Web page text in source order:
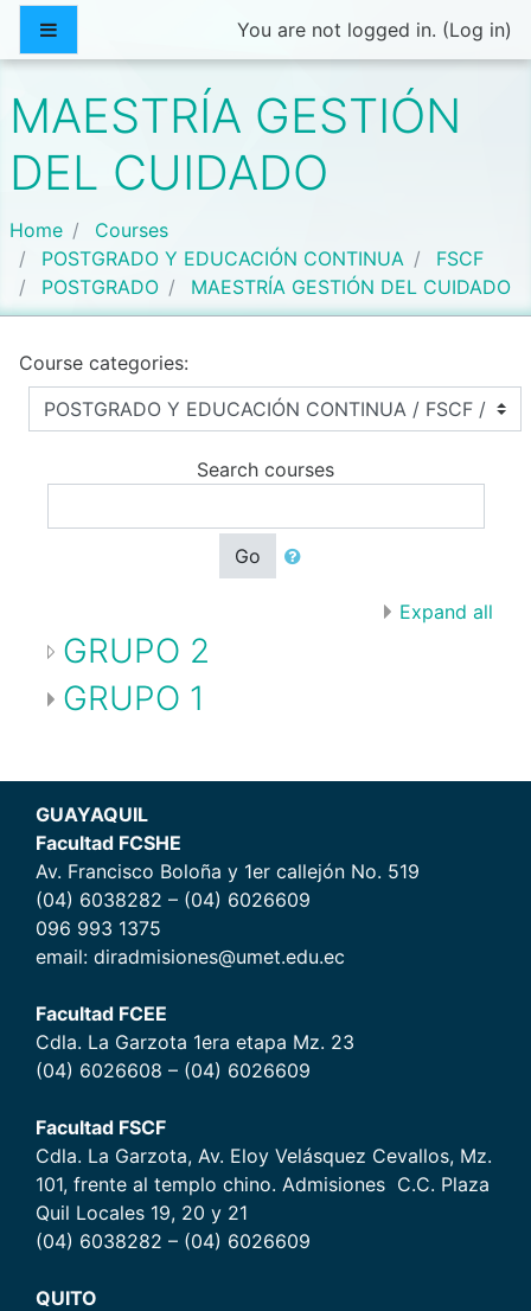
Skip to main content
You are not logged in. (Log in)
MAESTRÍA GESTIÓN
DEL CUIDADO
Home
Courses
POSTGRADO Y EDUCACIÓN CONTINUA
FSCF
POSTGRADO
MAESTRÍA GESTIÓN DEL CUIDADO
Course categories:
Search courses
Go
Expand all
GRUPO 2
GRUPO 1
GUAYAQUIL
Facultad FCSHE
Av. Francisco Boloña y 1er callejón No. 519
(04) 6038282 – (04) 6026609
096 993 1375
email: diradmisiones@umet.edu.ec
Facultad FCEE
Cdla. La Garzota 1era etapa Mz. 23
(04) 6026608 – (04) 6026609
Facultad FSCF
Cdla. La Garzota, Av. Eloy Velásquez Cevallos, Mz.
101, frente al templo chino. Admisiones C.C. Plaza
Quil Locales 19, 20 y 21
(04) 6038282 – (04) 6026609
QUITO